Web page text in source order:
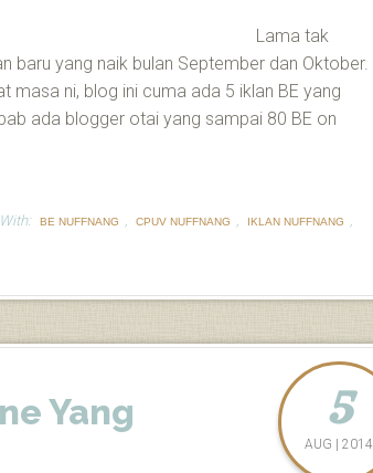
Lama tak
baru yang naik bulan September dan Oktober.
masa ni, blog ini cuma ada 5 iklan BE yang
ada blogger otai yang sampai 80 BE on
BE NUFFNANG , CPUV NUFFNANG , IKLAN NUFFNANG ,
Yang
5
AUG | 2014